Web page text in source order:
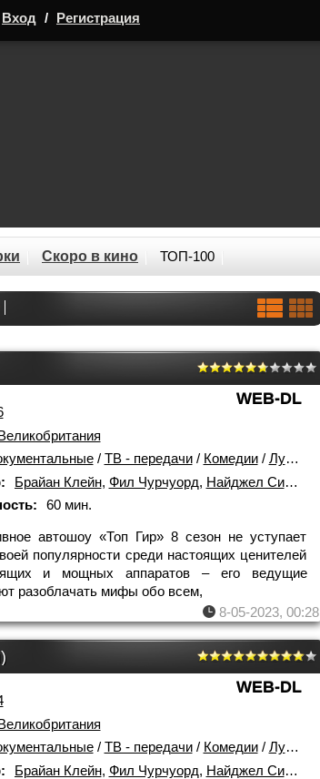
Вход / Регистрация
WEB-DL
/ ТВ - передачи/ Комедии/ Лучшие фильмы!
Брайан Клейн, Фил Чурчуорд, Найджел Симпкис
60 мин.
автошоу «Топ Гир» 8 сезон не уступает
популярности среди настоящих ценителей
и мощных аппаратов – его ведущие
разоблачать мифы обо всем,
8-05-2023, 00:28
WEB-DL
/ ТВ - передачи/ Комедии/ Лучшие фильмы!
Брайан Клейн, Фил Чурчуорд, Найджел Симпкис
Скоро в кино ТОП-100